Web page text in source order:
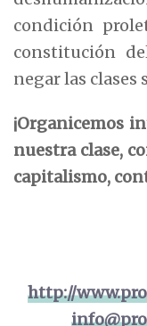
condición
constitución
negar las clases
¡Organicemos
nuestra clase,
capitalismo,
http://